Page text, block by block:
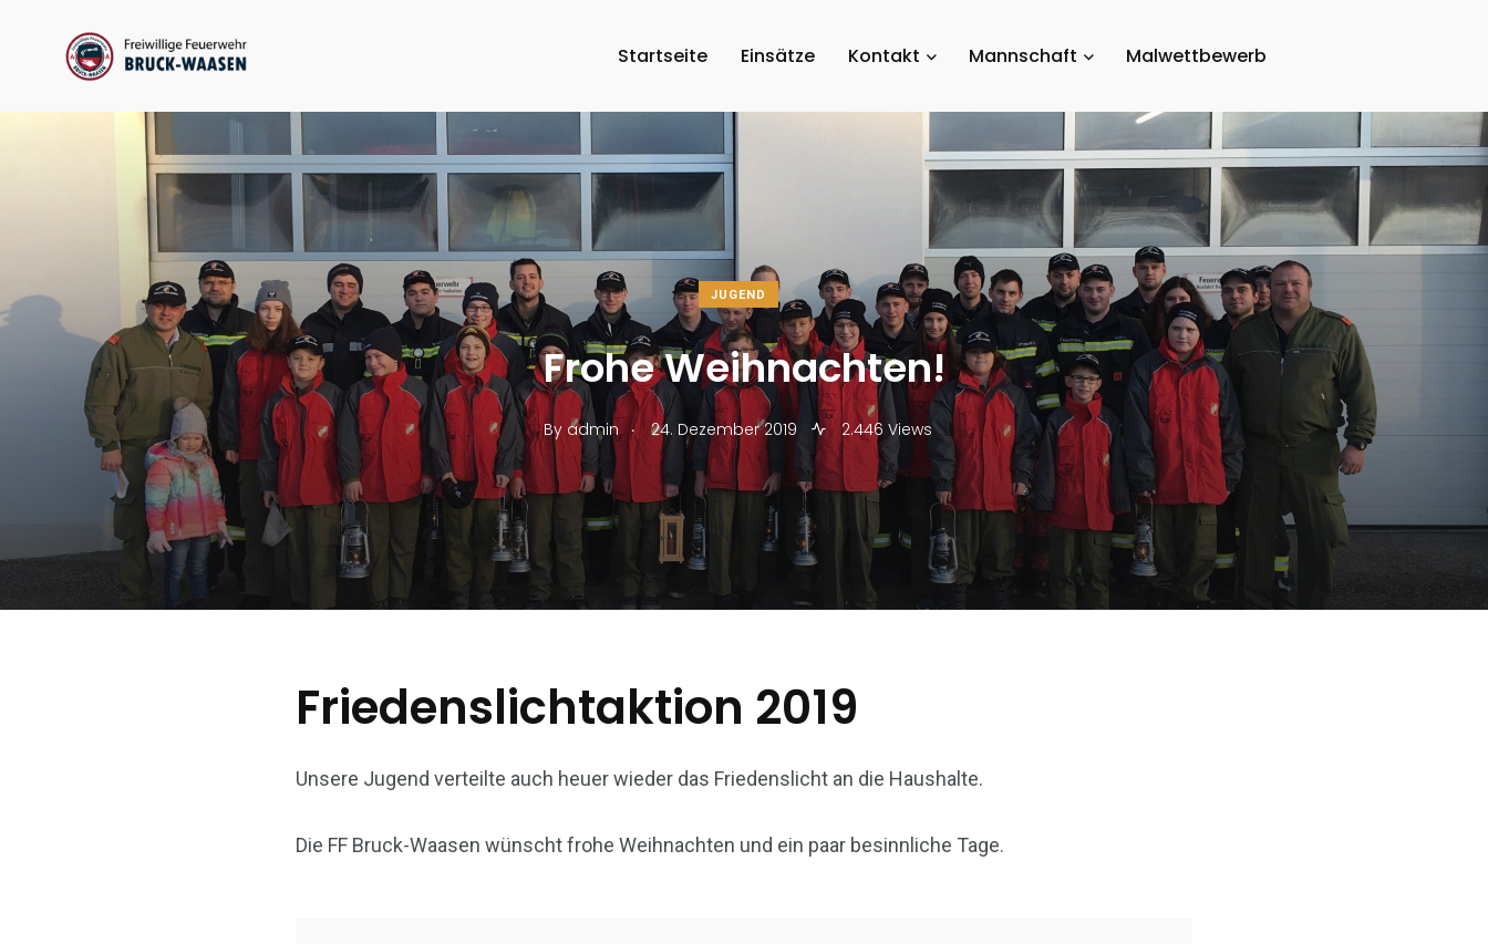
Startseite Einsätze Kontakt Mannschaft Malwettbewerb
JUGEND
Frohe Weihnachten!
Byadmin . 24. Dezember 2019 2.446 Views
Friedenslichtaktion 2019
Unsere Jugend verteilte auch heuer wieder das Friedenslicht an die Haushalte.
Die FF Bruck-Waasen wünscht frohe Weihnachten und ein paar besinnliche Tage.